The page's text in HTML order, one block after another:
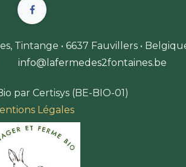
Tintange • 6637 Fauvillers •
info@lafermedes2fontaines.be
par Certisys (BE-BIO-01)
Légales​